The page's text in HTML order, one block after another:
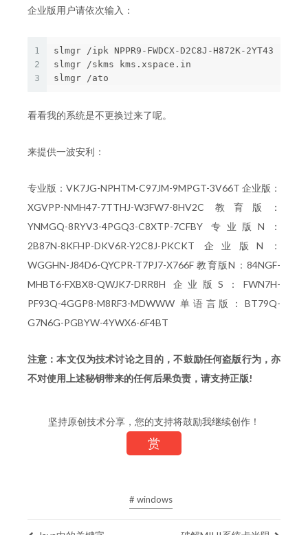
企业版用户请依次输入：
1
2
3
slmgr /ipk NPPR9-FWDCX-D2C8J-H872K-2YT43
slmgr /skms kms.xspace.in
看看我的系统是不更换过来了呢。
来提供一波安利：
专业版：VK7JG-NPHTM-C97JM-9MPGT-3V66T 企业版：
XGVPP-NMH47-7TTHJ-W3FW7-8HV2C 教育版：
YNMGQ-8RYV3-4PGQ3-C8XTP-7CFBY 专业版N：
2B87N-8KFHP-DKV6R-Y2C8J-PKCKT 企业版N：
WGGHN-J84D6-QYCPR-T7PJ7-X766F 教育版N：84NGF-
MHBT6-FXBX8-QWJK7-DRR8H 企业版S：FWN7H-
PF93Q-4GGP8-M8RF3-MDWWW 单语言版：BT79Q-
G7N6G-PGBYW-4YWX6-6F4BT
注意：本文仅为技术讨论之目的，不鼓励任何盗版行为，亦
不对使用上述秘钥带来的任何后果负责，请支持正版!
坚持原创技术分享，您的支持将鼓励我继续创作！
赏
# windows